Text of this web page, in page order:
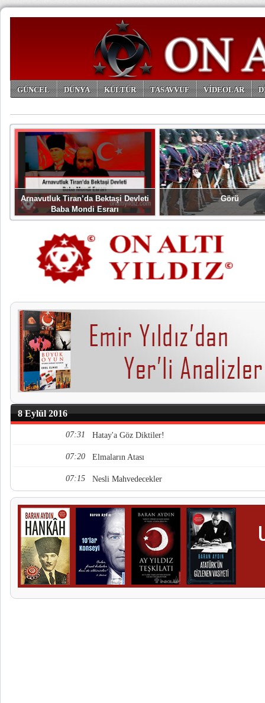
GÜNCEL DÜNYA KÜLTÜR TASAVVUF VİDEOLAR
Arnavutluk Tiran’da Bektaşi Devleti
Baba Mondi Esrarı
Görü
8 Eylül 2016
07:31 Hatay'a Göz Diktiler!
07:20 Elmaların Atası
07:15 Nesli Mahvedecekler